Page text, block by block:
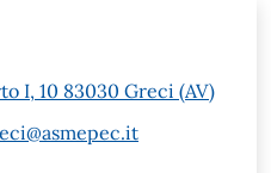
I, 10 83030 Greci (AV)